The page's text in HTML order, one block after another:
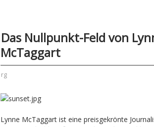
Das Nullpunkt-Feld von
McTaggart
rg
Lynne McTaggart ist eine preisgekrönte